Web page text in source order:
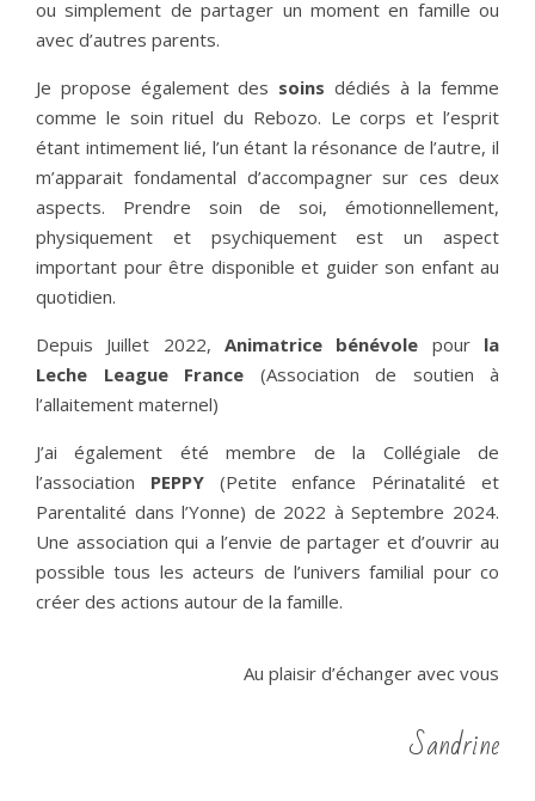
ou simplement de partager un moment en famille ou
avec d’autres parents.
Je propose également des soins dédiés à la femme
comme le soin rituel du Rebozo. Le corps et l’esprit
étant intimement lié, l’un étant la résonance de l’autre, il
m’apparait fondamental d’accompagner sur ces deux
aspects. Prendre soin de soi, émotionnellement,
physiquement et psychiquement est un aspect
important pour être disponible et guider son enfant au
quotidien.
Depuis Juillet 2022, Animatrice bénévole pour la
Leche League France (Association de soutien à
l’allaitement maternel)
J’ai également été membre de la Collégiale de
l’association PEPPY(Petite enfance Périnatalité et
Parentalité dans l’Yonne) de 2022 à Septembre 2024.
Une association qui a l’envie de partager et d’ouvrir au
possible tous les acteurs de l’univers familial pour co
créer des actions autour de la famille.
Au plaisir d’échanger avec vous
Sandrine